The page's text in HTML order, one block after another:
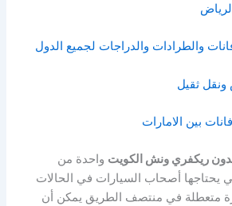
والطرادات والدراجات لجميع الدول
ثقيل
بين الامارات
ريكفري ونش الكويت واحدة من
يحتاجها أصحاب السيارات في الحالات
متعطلة في منتصف الطريق يمكن أن